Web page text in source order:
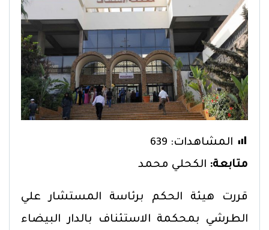
المشاهدات: 639
متابعة: الكحلي محمد
قررت هيئة الحكم برئاسة المستشار علي
الطرشي بمحكمة الاستئناف بالدار البيضاء